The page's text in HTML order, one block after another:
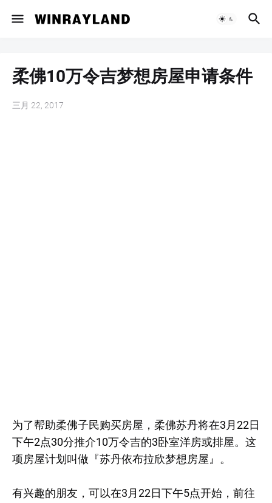
柔佛10万令吉梦想房屋申请条件
三月 22, 2017
为了帮助柔佛子民购买房屋，柔佛苏丹将在3月22日
下午2点30分推介10万令吉的3卧室洋房或排屋。这
项房屋计划叫做『苏丹依布拉欣梦想房屋』。
有兴趣的朋友，可以在3月22日下午5点开始，前往